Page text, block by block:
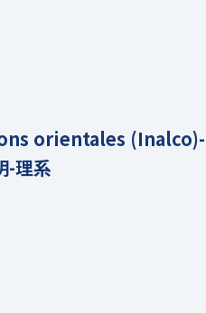
orientales (Inalco)-
理系